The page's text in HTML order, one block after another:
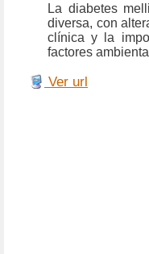
La diabetes
diversa, con
clínica y la
factores
Ver url